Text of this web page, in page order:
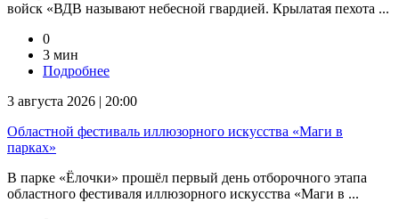
войск «ВДВ называют небесной гвардией. Крылатая пехота ...
0
3 мин
Подробнее
3 августа 2026 | 20:00
Областной фестиваль иллюзорного искусства «Маги в
парках»
В парке «Ёлочки» прошёл первый день отборочного этапа
областного фестиваля иллюзорного искусства «Маги в ...